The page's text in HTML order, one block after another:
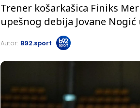
Trener košarkašica Finiks
upešnog debija Jovane Nogić
Autor: B92.sport